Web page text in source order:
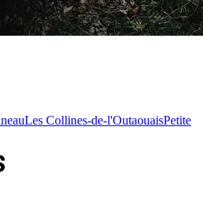
Les Collines-de-l'OutaouaisPetite